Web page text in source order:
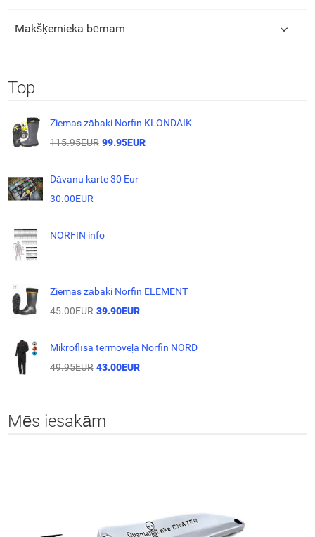
Makšķernieka bērnam
Top
Ziemas zābaki Norfin KLONDAIK
115.95EUR 99.95EUR
Dāvanu karte 30 Eur
30.00EUR
NORFIN info
Ziemas zābaki Norfin ELEMENT
45.00EUR 39.90EUR
Mikroflīsa termoveļa Norfin NORD
49.95EUR 43.00EUR
Mēs iesakām